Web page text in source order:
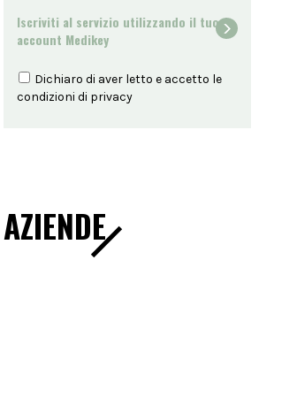
Iscriviti al servizio utilizzando il tuo
account Medikey
Dichiaro di aver letto e accetto le
condizioni di privacy
AZIENDE